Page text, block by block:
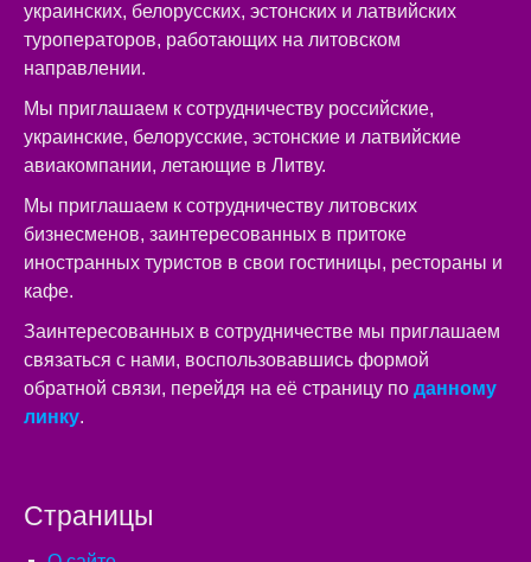
украинских, белорусских, эстонских и латвийских
туроператоров, работающих на литовском
направлении.
Мы приглашаем к сотрудничеству российские,
украинские, белорусские, эстонские и латвийские
авиакомпании, летающие в Литву.
Мы приглашаем к сотрудничеству литовских
бизнесменов, заинтересованных в притоке
иностранных туристов в свои гостиницы, рестораны и
кафе.
Заинтересованных в сотрудничестве мы приглашаем
связаться с нами, воспользовавшись формой
обратной связи, перейдя на её страницу по данному
линку.
Страницы